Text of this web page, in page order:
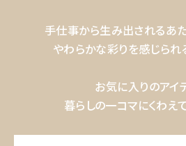
手仕事から生み出されるあた
やわらかな彩りを感じられ
お気に入りのアイ
暮らしの一コマにくわえ